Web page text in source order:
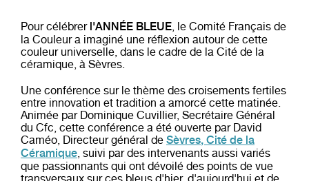
Pour célébrer l'ANNÉE BLEUE , le Comité Français de
la Couleur a imaginé une réflexion autour de cette
couleur universelle, dans le cadre de la Cité de la
céramique, à Sèvres.
Une conférence sur le thème des croisements fertiles
entre innovation et tradition a amorcé cette matinée.
Animée par Dominique Cuvillier, Secrétaire Général
du Cfc, cette conférence a été ouverte par David
Caméo, Directeur général de Sèvres, Cité de la
Céramique , suivi par des intervenants aussi variés
que passionnants qui ont dévoilé des points de vue
transversaux sur ces bleus d'hier, d'aujourd'hui et de